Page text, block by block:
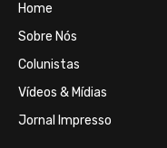
Home
Sobre Nós
Colunistas
Vídeos & Mídias
Jornal Impresso